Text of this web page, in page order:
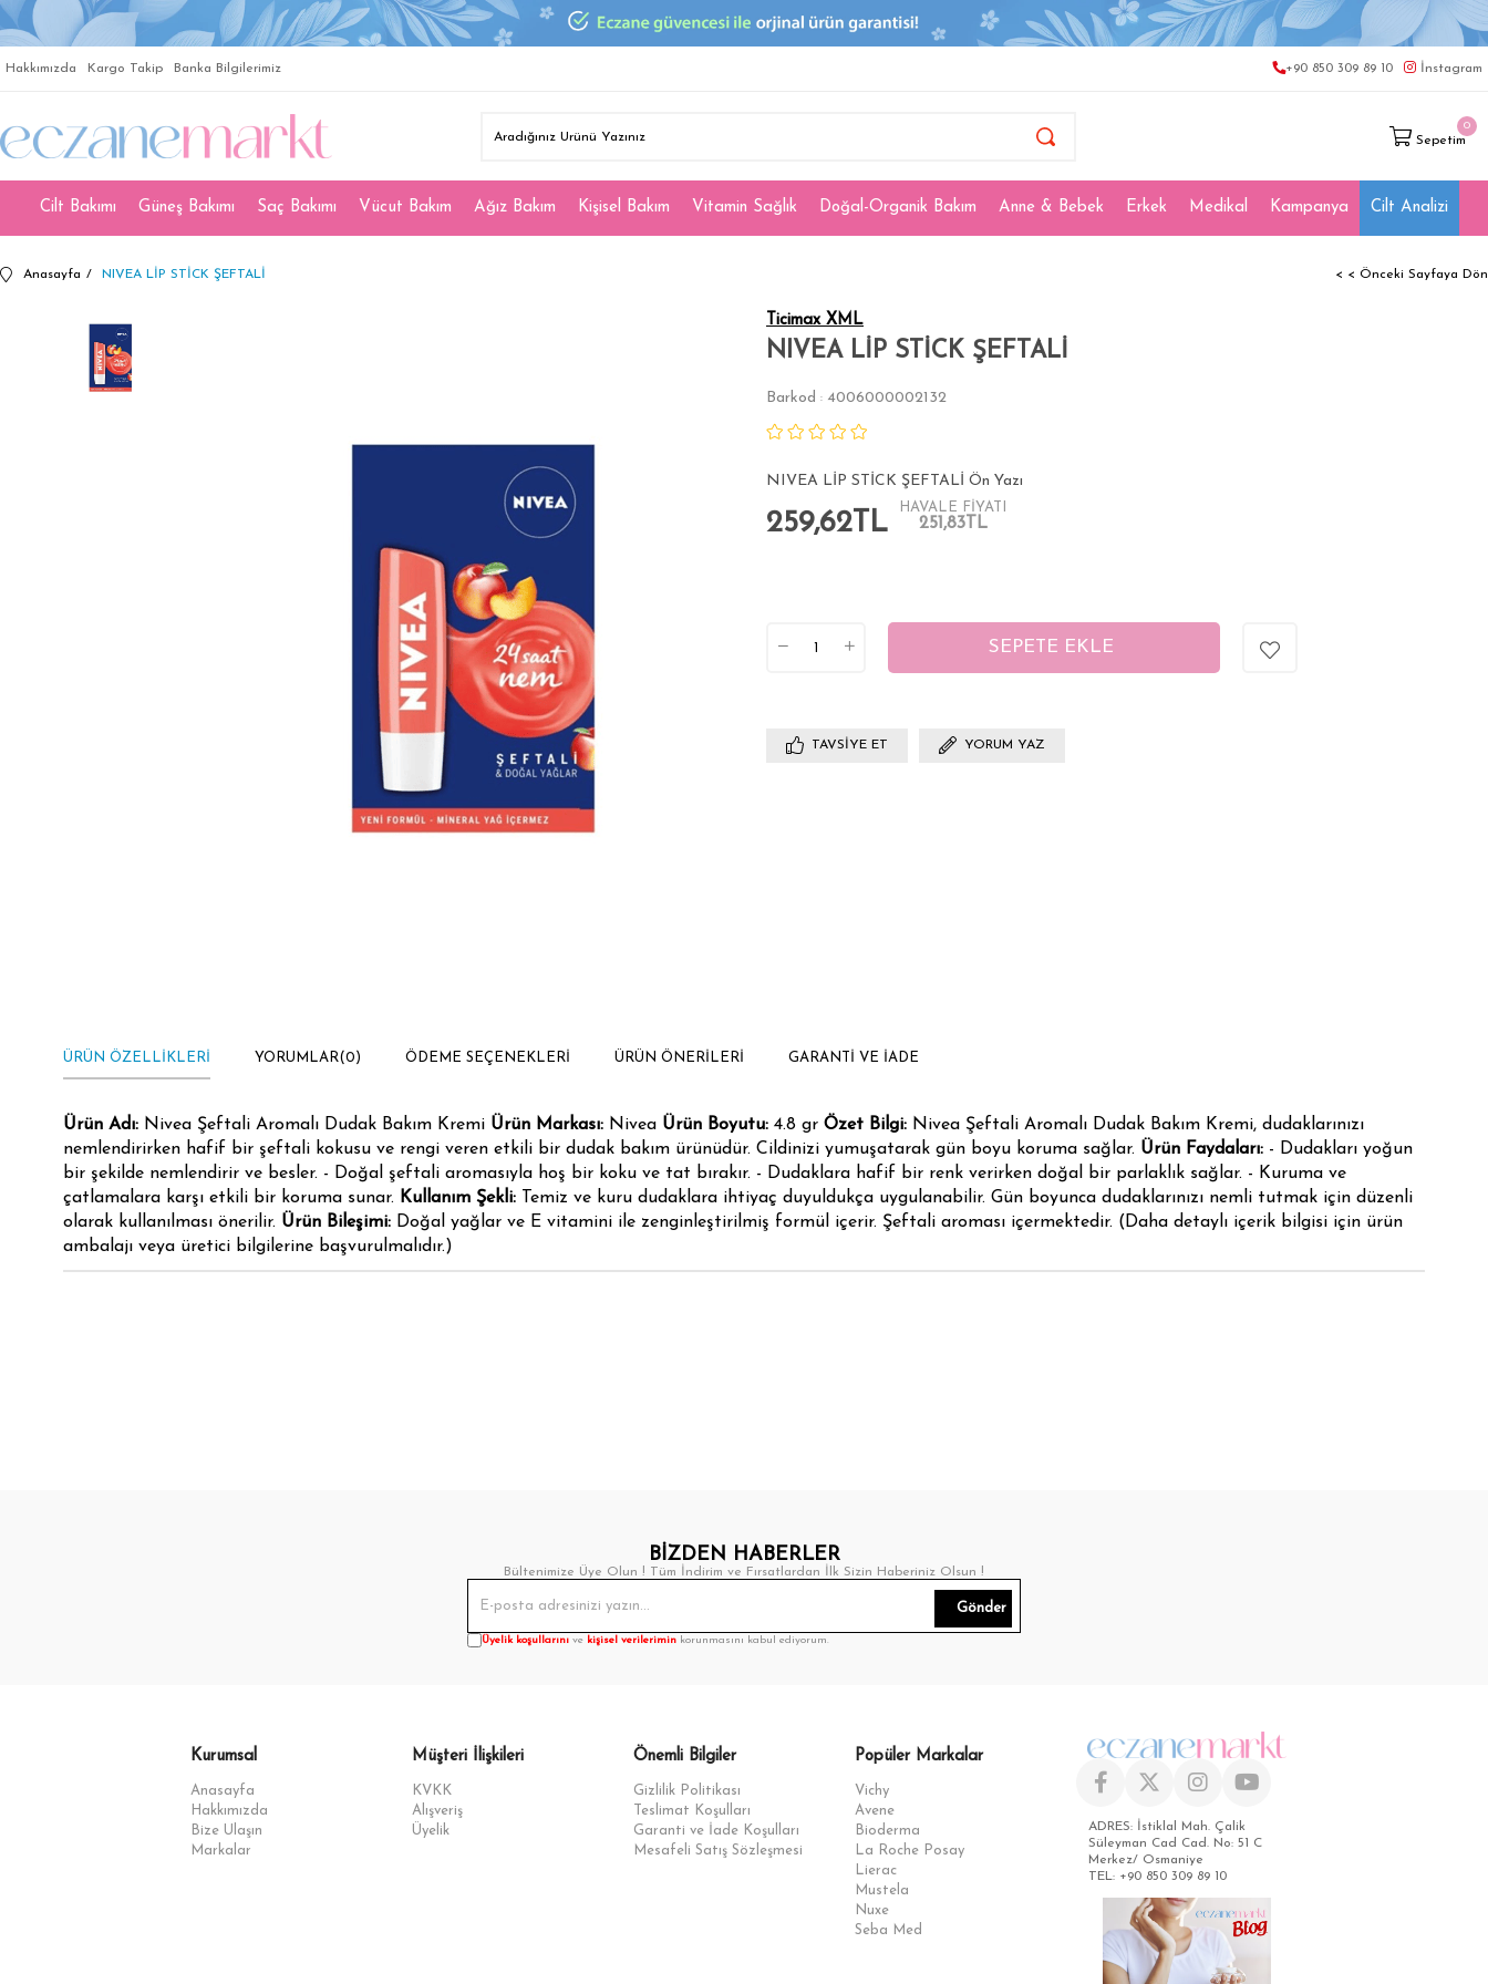
Hakkımızda Kargo Takip Banka Bilgilerimiz +90 850 309 89 10 İnstagram
Sepetim
0
Cilt Bakımı Güneş Bakımı Saç Bakımı Vücut Bakım Ağız Bakım Kişisel Bakım Vitamin Sağlık Doğal-Organik Bakım Anne & Bebek Erkek Medikal Kampanya Cilt Analizi
Anasayfa NIVEA LİP STİCK ŞEFTALİ < < Önceki Sayfaya Dön
Ticimax XML
NIVEA LİP STİCK ŞEFTALİ
Barkod : 4006000002132
NIVEA LİP STİCK ŞEFTALİ Ön Yazı
259,62TL
HAVALE FİYATI
251,83TL
TAVSIYE ET YORUM YAZ
ÜRÜN ÖZELLIKLERI YORUMLAR(0) ÖDEME SEÇENEKLERI ÜRÜN ÖNERILERI GARANTI VE İADE
Ürün Adı: Nivea Şeftali Aromalı Dudak Bakım Kremi Ürün Markası: Nivea Ürün Boyutu: 4.8 gr Özet Bilgi: Nivea Şeftali Aromalı Dudak Bakım Kremi, dudaklarınızı
nemlendirirken hafif bir şeftali kokusu ve rengi veren etkili bir dudak bakım ürünüdür. Cildinizi yumuşatarak gün boyu koruma sağlar. Ürün Faydaları: - Dudakları yoğun
bir şekilde nemlendirir ve besler. - Doğal şeftali aromasıyla hoş bir koku ve tat bırakır. - Dudaklara hafif bir renk verirken doğal bir parlaklık sağlar. - Kuruma ve
çatlamalara karşı etkili bir koruma sunar. Kullanım Şekli: Temiz ve kuru dudaklara ihtiyaç duyuldukça uygulanabilir. Gün boyunca dudaklarınızı nemli tutmak için düzenli
olarak kullanılması önerilir. Ürün Bileşimi: Doğal yağlar ve E vitamini ile zenginleştirilmiş formül içerir. Şeftali aroması içermektedir. (Daha detaylı içerik bilgisi için ürün
ambalajı veya üretici bilgilerine başvurulmalıdır.)
BİZDEN HABERLER
Bültenimize Üye Olun ! Tüm İndirim ve Fırsatlardan İlk Sizin Haberiniz Olsun !
Gönder
Üyelik koşullarını ve kişisel verilerimin korunmasını kabul ediyorum.
Kurumsal
Anasayfa
Hakkımızda
Bize Ulaşın
Markalar
Müşteri İlişkileri
KVKK
Alışveriş
Üyelik
Önemli Bilgiler
Gizlilik Politikası
Teslimat Koşulları
Garanti ve İade Koşulları
Mesafeli Satış Sözleşmesi
Popüler Markalar
Vichy
Avene
Bioderma
La Roche Posay
Lierac
Mustela
Nuxe
Seba Med
ADRES: İstiklal Mah. Çalik
Süleyman Cad Cad. No: 51 C
Merkez/ Osmaniye
TEL: +90 850 309 89 10